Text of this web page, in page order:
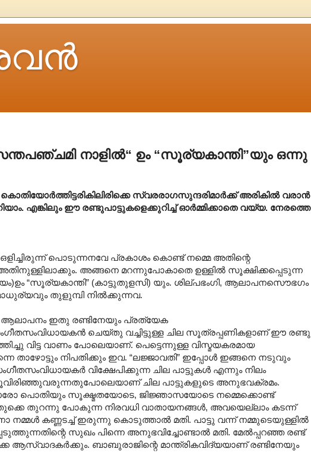
നാളില്‍“ ഉം “സൂര്യകാന്തി”യും ഒന്നു
സ്വരരാഗസുന്ദരിമാർക്ക് അരികിൽ വരാൻ
എങ്കിലും ഈ രണ്ടുപാട്ടുകളെക്കുറിച്ച് ഓർമ്മിക്കാതെ വയ്യ. നേരത്തെ
പൊടുന്നനവേ പ്രകാശം കൊണ്ട് നമ്മെ അതിന്റെ
അങ്ങനെ മറന്നുപോകാതെ ഉള്ളില്‍ സൂക്ഷിക്കപ്പെടുന്ന
“സൂര്യകാന്തി” (കാട്ടുതുളസി) യും. ശില്പഭംഗി, ആലാപനസൌഭഗം
തുളുമ്പി നില്‍ക്കുന്നവ.
ഇതു രണ്ടിനേയും പ്രത്യേക
ചെയ്തു വച്ചിട്ടുള്ള ചില സൂത്രപ്പണികളാണ് ഈ രണ്ടു
വിട്ട വാണം പോലെയാണ്. പെട്ടെന്നുള്ള വിസ്മയകരമായ
താഴോട്ടും നിപതിക്കും ഇവ. “ലജ്ജാവതി” ഇപ്പോള്‍ ഇങ്ങനെ നടുവും
വിക്ഷേപിക്കുന്ന ചില പാട്ടുകള്‍ എന്നും നിലം
ചില പാട്ടുകളുടെ അനുഭവക്രമം.
ഓരോ പൊതിയും സൂക്ഷ്മതയോടെ, ജിജ്ഞാസയോടെ നമ്മെക്കൊണ്ട്
തുറന്നു പോകുന്ന നിരവധി വാതായനങ്ങള്‍, അവയെല്ലാം കടന്ന്
നമ്മള്‍ കണ്ണടച്ച് ഇരുന്നു കൊടുത്താല്‍ മതി. പാട്ടു വന്ന് നമ്മുടെയുള്ളില്‍
സുഖം പിന്നെ അനുഭവിച്ചോണ്ടാല്‍ മതി. മേല്‍പ്പറഞ്ഞ രണ്ട്
ആസ്വാദകര്‍ക്കും. ബാബുരാജിന്റെ മാന്ത്രികവിദ്യയാണ് രണ്ടിനേയും